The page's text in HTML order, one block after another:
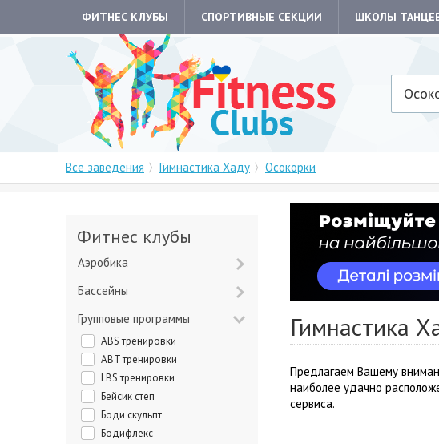
ФИТНЕС КЛУБЫ СПОРТИВНЫЕ СЕКЦИИ ШКОЛЫ
Все заведения Гимнастика Хаду Осокорки
Гимнастика
Предлагаем Вашему
наиболее удачно
сервиса.
Фитнес клубы
Аэробика
Бассейны
Групповые программы
ABS тренировки
ABT тренировки
LBS тренировки
Бейсик степ
Боди скульпт
Бодифлекс